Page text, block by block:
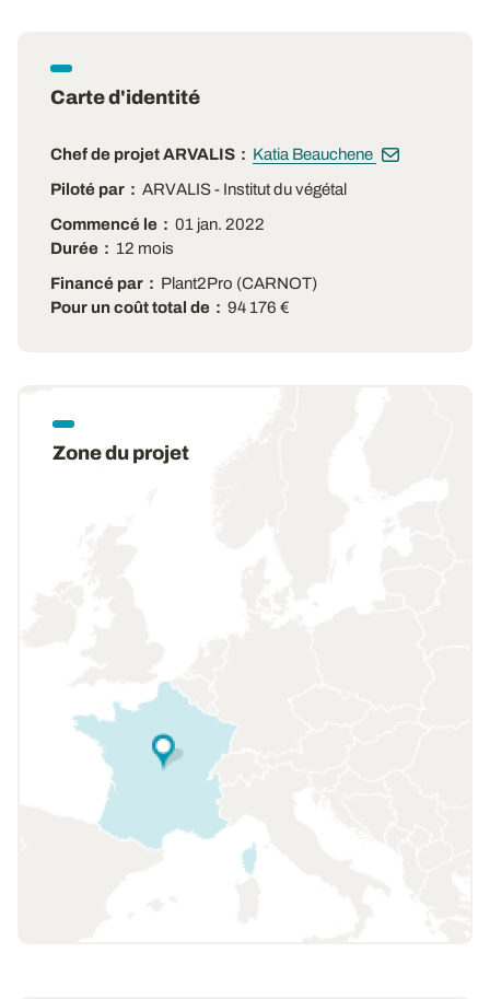
Carte d'identité
Chef de projet ARVALIS
Katia Beauchene
Piloté par
ARVALIS - Institut du végétal
Commencé le
01 jan. 2022
Durée
12 mois
Financé par
Plant2Pro (CARNOT)
Pour un coût total de
94 176 €
Zone du projet